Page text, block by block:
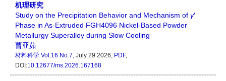
机理研究
Study on the Precipitation Behavior and Mechanism of γ′
Phase in As‑Extruded FGH4096 Nickel‑Based Powder
Metallurgy Superalloy during Slow Cooling
曹亚茹
材料科学 Vol.16 No.7, July 29 2026, PDF,
DOI:10.12677/ms.2026.167168